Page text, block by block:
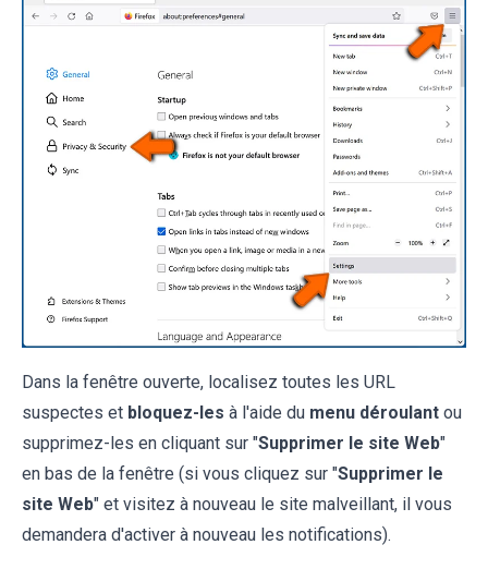
Dans la fenêtre ouverte, localisez toutes les URL
suspectes et bloquez-les à l'aide du menu déroulant ou
supprimez-les en cliquant sur "Supprimer le site Web"
en bas de la fenêtre (si vous cliquez sur "Supprimer le
site Web" et visitez à nouveau le site malveillant, il vous
demandera d'activer à nouveau les notifications).